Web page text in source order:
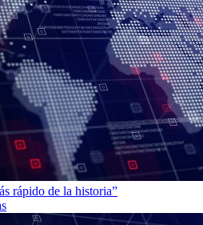
rápido de la historia”